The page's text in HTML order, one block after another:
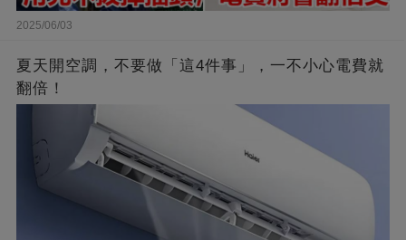
2025/06/03
夏天開空調，不要做「這4件事」，一不小心電費就
翻倍！